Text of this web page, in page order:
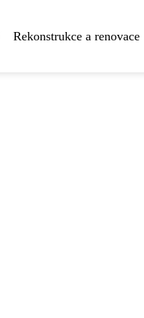
Rekonstrukce a renovace